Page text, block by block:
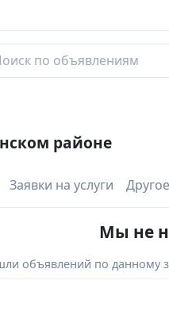
районе
Заявки на услуги Другое
Мы не
объявлений по данному